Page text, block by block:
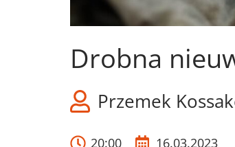
Drobna
Przemek
20:00 16.03.2023